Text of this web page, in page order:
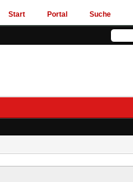
Start Portal Suche